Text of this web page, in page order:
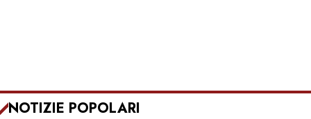
NOTIZIE POPOLARI